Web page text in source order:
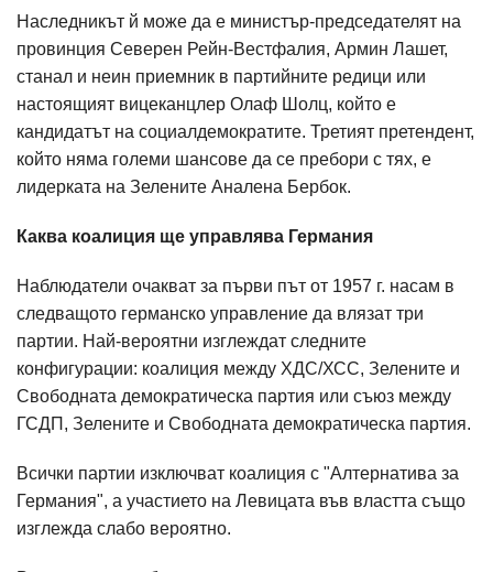
Наследникът й може да е министър-председателят на
провинция Северен Рейн-Вестфалия, Армин Лашет,
станал и неин приемник в партийните редици или
настоящият вицеканцлер Олаф Шолц, който е
кандидатът на социалдемократите. Третият претендент,
който няма големи шансове да се пребори с тях, е
лидерката на Зелените Аналена Бербок.
Каква коалиция ще управлява Германия
Наблюдатели очакват за първи път от 1957 г. насам в
следващото германско управление да влязат три
партии. Най-вероятни изглеждат следните
конфигурации: коалиция между ХДС/ХСС, Зелените и
Свободната демократическа партия или съюз между
ГСДП, Зелените и Свободната демократическа партия.
Всички партии изключват коалиция с "Алтернатива за
Германия", а участието на Левицата във властта също
изглежда слабо вероятно.